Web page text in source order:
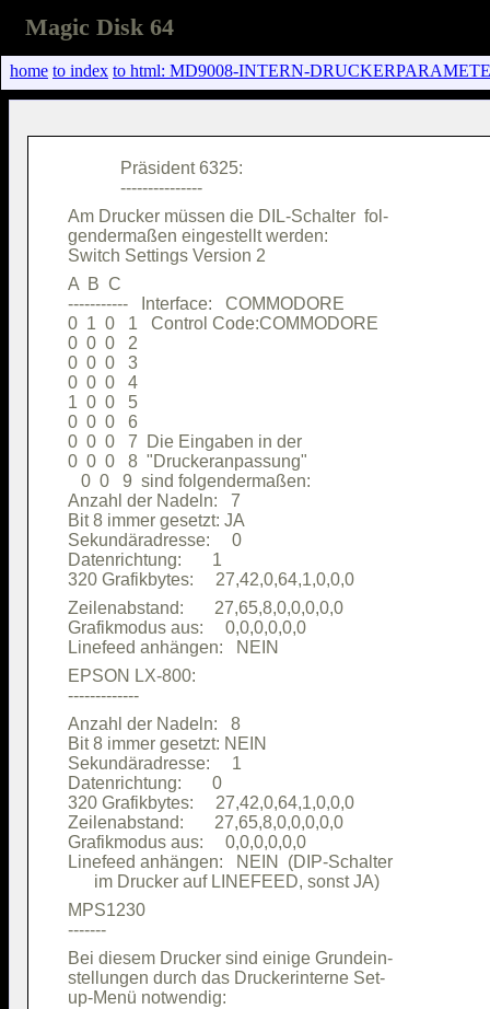
Magic Disk 64
home to index to html: MD9008-INTERN-
            Präsident 6325:
Am Drucker müssen die DIL-Schalter  fol-
gendermaßen eingestellt werden:
A  B  C
-----------   Interface:   COMMODORE
0  1  0   1   Control Code:COMMODORE
0  0  0   2
0  0  0   3
0  0  0   4
1  0  0   5
0  0  0   6
0  0  0   7  Die Eingaben in der
0  0  0   8  "Druckeranpassung"
   0  0   9  sind folgendermaßen:
Anzahl der Nadeln:   7
Bit 8 immer gesetzt: JA
Sekundäradresse:     0
Datenrichtung:       1
Zeilenabstand:       27,65,8,0,0,0,0,0
Grafikmodus aus:     0,0,0,0,0,0
EPSON LX-800:
Anzahl der Nadeln:   8
Bit 8 immer gesetzt: NEIN
Sekundäradresse:     1
Datenrichtung:       0
320 Grafikbytes:     27,42,0,64,1,0,0,0
Zeilenabstand:       27,65,8,0,0,0,0,0
Grafikmodus aus:     0,0,0,0,0,0
Linefeed anhängen:   NEIN  (DIP-Schalter
MPS1230
Bei diesem Drucker sind einige Grundein-
stellungen durch das Druckerinterne Set-
up-Menü notwendig: